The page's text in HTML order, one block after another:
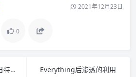
2021年12月23日
0
Epic Games 2021 假日特卖的 10 美元Epic优惠券
Everything后渗透的利用